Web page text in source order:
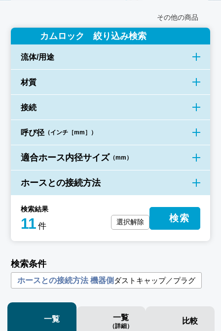
その他の商品
カムロック 絞り込み検索
流体/用途
材質
接続
呼び径 （インチ［mm］）
適合ホース内径サイズ （mm）
ホースとの接続方法
検索結果
11 件 選択解除 検索
検索条件
ホースとの接続方法 機器側 ダストキャップ／プラグ
一覧 一覧
（詳細）
比較